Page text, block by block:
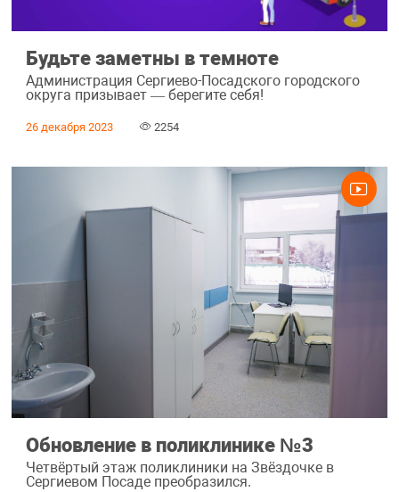
Будьте заметны в темноте
Администрация Сергиево-Посадского городского
округа призывает — берегите себя!
26 декабря 2023 2254
Обновление в поликлинике №3
Четвёртый этаж поликлиники на Звёздочке в
Сергиевом Посаде преобразился.